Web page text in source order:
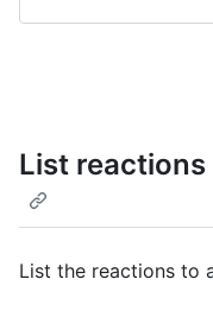
List
List the reactions to